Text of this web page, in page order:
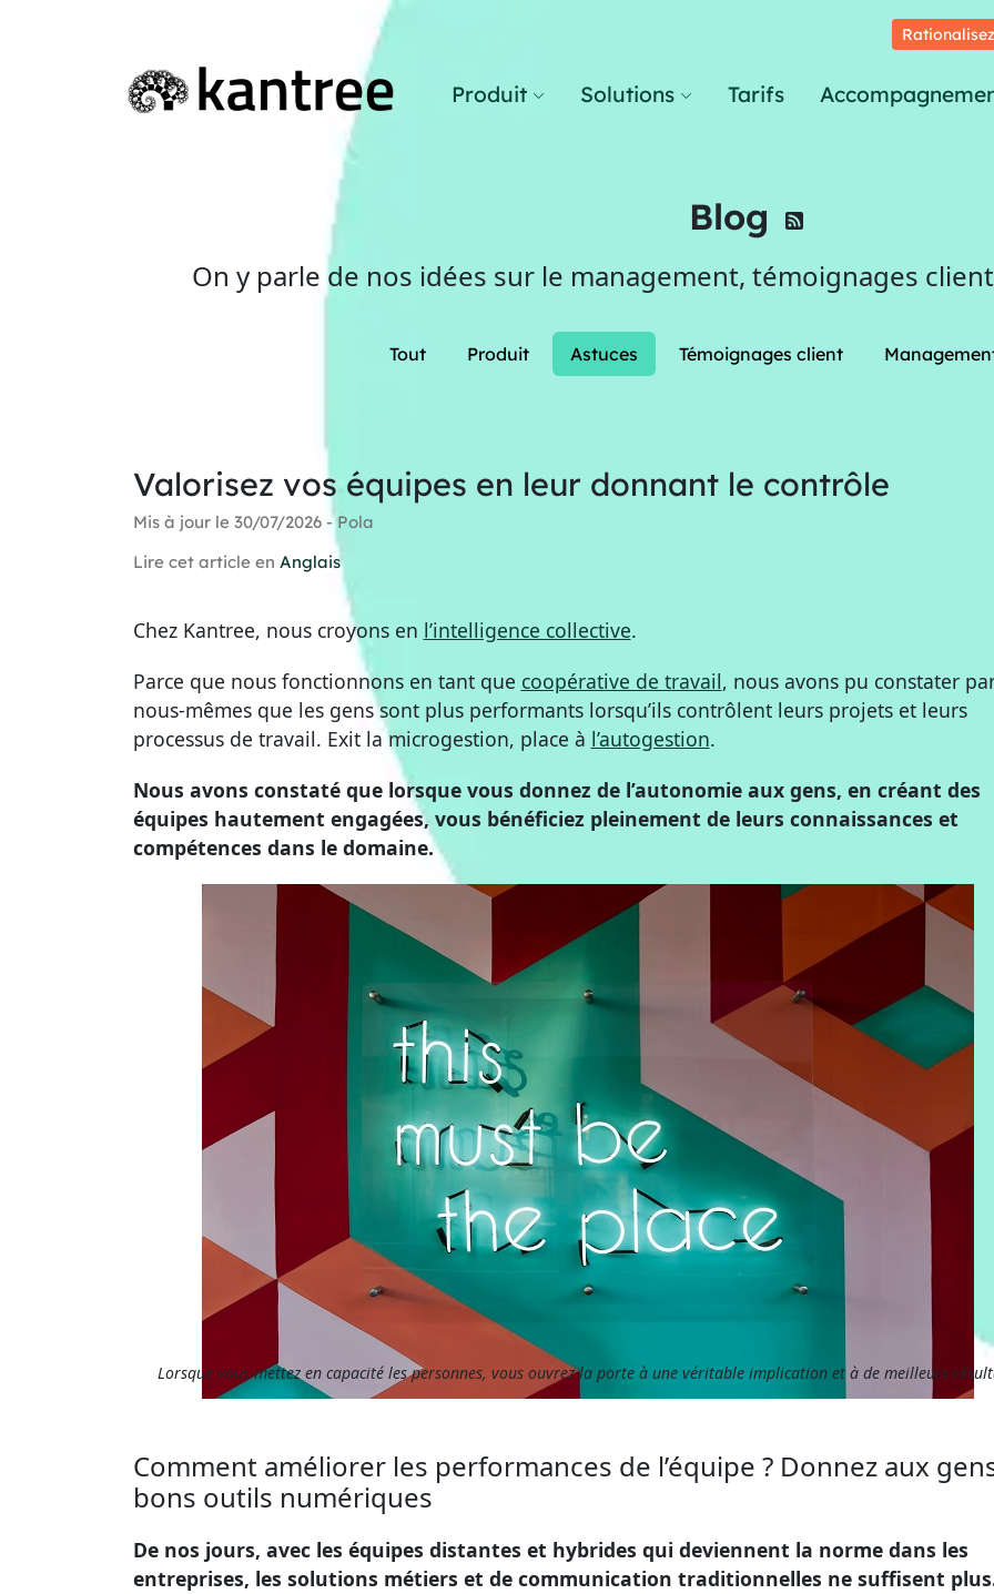
Produit Solutions Tarifs
Blog
On y parle de nos idées sur le management, témoignages
Tout Produit Astuces Témoignages client
Valorisez vos équipes en leur donnant le contrôle
Mis à jour le 30/07/2026 - Pola
Lire cet article en Anglais
Chez Kantree, nous croyons en l’intelligence collective.
Parce que nous fonctionnons en tant que coopérative de travail, nous avons pu constater
nous-mêmes que les gens sont plus performants lorsqu’ils contrôlent leurs projets et leurs
processus de travail. Exit la microgestion, place à l’autogestion.
Nous avons constaté que lorsque vous donnez de l’autonomie aux gens, en créant des
équipes hautement engagées, vous bénéficiez pleinement de leurs connaissances et
compétences dans le domaine.
Lorsque vous mettez en capacité les personnes, vous ouvrez la porte à une véritable implication et à de meilleurs
Comment améliorer les performances de l’équipe ? Donnez aux
bons outils numériques
De nos jours, avec les équipes distantes et hybrides qui deviennent la norme dans les
entreprises, les solutions métiers et de communication traditionnelles ne suffisent